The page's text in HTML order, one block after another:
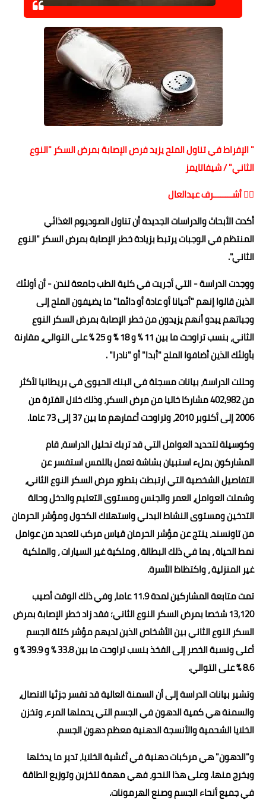
حوادث وقضايا
خدمات
الصحه والجمال
فن المطبخ
مقالات
" الإفراط في تناول الملح يزيد فرص الإصابة بمرض السكر "النوع
الثاني" / شيفاتايمز
✍🏻 أشــــــــرف عبدالعال
أكدت الأبحاث والدراسات الجديدة أن تناول الصوديوم الغذائي
المنتظم في الوجبات يرتبط بزيادة خطر الإصابة بمرض السكر "النوع
الثاني".
ووجدت الدراسة - التي أجريت في كلية الطب جامعة لندن - أن أولئك
الذين قالوا إنهم "أحيانا أو عادة أو دائما" ما يضيفون الملح إلى
وجباتهم يبدو أنهم يزيدون من خطر الإصابة بمرض السكر النوع
الثاني، بنسب تراوحت ما بين 11 % و 18 % و 25 % على التوالي، مقارنة
بأولئك الذين أضافوا الملح "أبدا" أو "نادرا" .
وحللت الدراسة، بيانات مسجلة في البنك الحيوى في بريطانيا لأكثر
من 402,982 مشاركا خاليا من مرض السكر، وذلك خلال الفترة من
2006 إلى أكتوبر 2010، وتراوحت أعمارهم ما بين 37 إلى 73 عاما.
وكوسيلة لتحديد العوامل التي قد تربك تحليل الدراسة، قام
المشاركون بملء استبيان بشاشة تعمل باللمس استفسر عن
التفاصيل الشخصية التي ارتبطت بتطور مرض السكر النوع الثاني،
وشملت العوامل، العمر والجنس ومستوى التعليم والدخل وحالة
التدخين ومستوى النشاط البدني واستهلاك الكحول ومؤشر الحرمان
من تاونسند، ينتج عن مؤشر الحرمان قياس مركب للعديد من عوامل
نمط الحياة ، بما في ذلك البطالة ، وملكية غير السيارات ، والملكية
غير المنزلية ، واكتظاظ الأسرة.
تمت متابعة المشاركين لمدة 11.9 عاما، وفي ذلك الوقت أصيب
13,120 شخصا بمرض السكر النوع الثاني؛ فقد زاد خطر الإصابة بمرض
السكر النوع الثاني بين الأشخاص الذين لديهم مؤشر كتلة الجسم
أعلى ونسبة الخصر إلى الفخذ بنسب تراوحت ما بين 33.8 % و 39.9 % و
8.6 % على التوالي.
وتشير بيانات الدراسة إلى أن السمنة العالية قد تفسر جزئيا الاتصال،
والسمنة هي كمية الدهون في الجسم التي يحملها المرء، وتخزن
الخلايا الشحمية والأنسجة الدهنية معظم دهون الجسم.
و"الدهون" هي مركبات دهنية في أغشية الخلايا، تدير ما يدخلها
ويخرج منها. وعلى هذا النحو، فهي مهمة لتخزين وتوزيع الطاقة
في جميع أنحاء الجسم وصنع الهرمونات.